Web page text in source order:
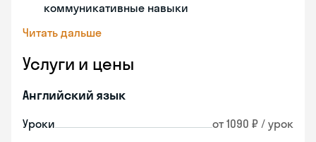
коммуникативные навыки
Читать дальше
Услуги и цены
Английский язык
Уроки от 1090 ₽ / урок